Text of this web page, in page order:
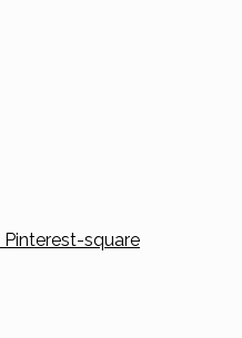
Pinterest-square